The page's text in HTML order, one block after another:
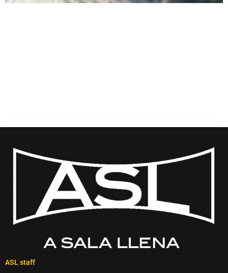
ASL staff